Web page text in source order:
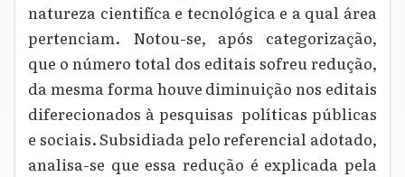
natureza cientifíca e tecnológica e a qual área
pertenciam. Notou-se, após categorização,
que o número total dos editais sofreu redução,
da mesma forma houve diminuição nos editais
diferecionados à pesquisas políticas públicas
e sociais. Subsidiada pelo referencial adotado,
analisa-se que essa redução é explicada pela